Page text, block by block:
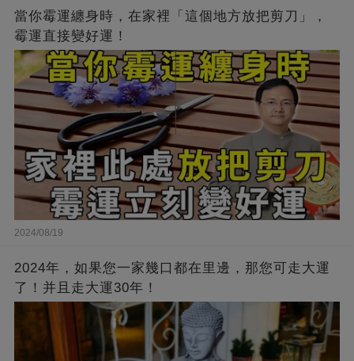
當你霉運纏身時，在家裡「這個地方放把剪刀」，
霉運直接變好運！
2024/08/19
2024年，如果您一家幾口都在里邊，那您可走大運
了！并且走大運30年！